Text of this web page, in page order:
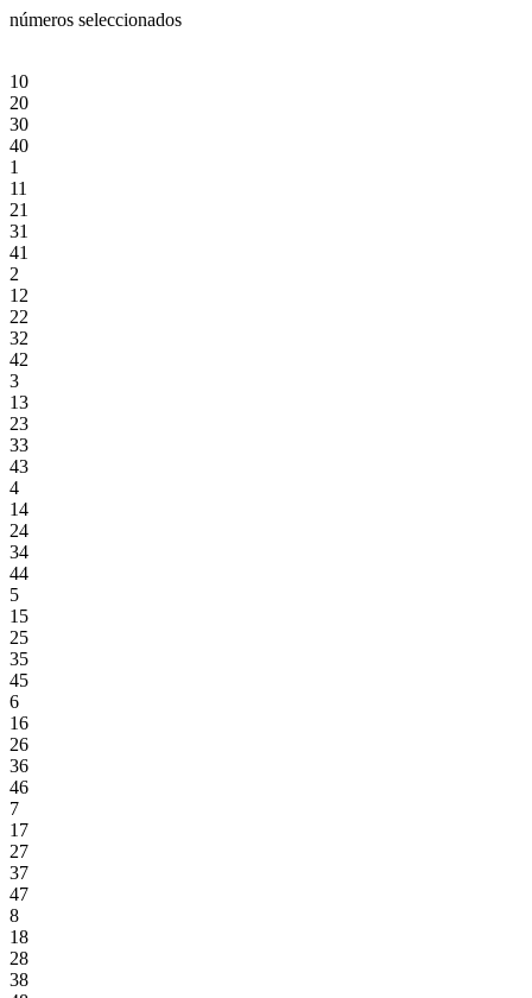
números seleccionados
10
20
30
40
1
11
21
31
41
2
12
22
32
42
3
13
23
33
43
4
14
24
34
44
5
15
25
35
45
6
16
26
36
46
7
17
27
37
47
8
18
28
38